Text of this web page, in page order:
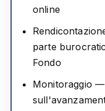
online
parte
Fondo
Monitoraggio —